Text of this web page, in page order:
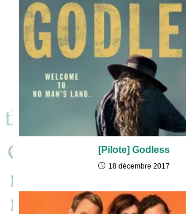
[Pilote] Godless
18 décembre 2017